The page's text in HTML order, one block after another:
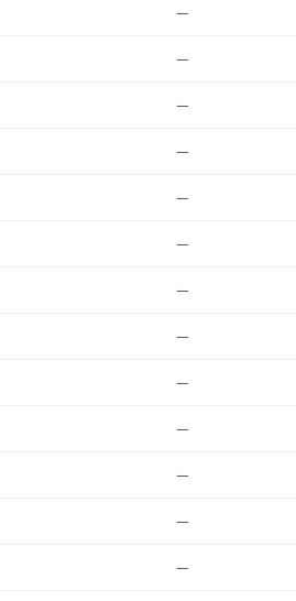
—
—
—
—
—
—
—
—
—
—
—
—
—